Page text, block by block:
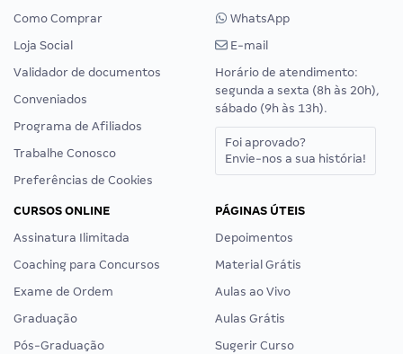
Como Comprar
Loja Social
Validador de documentos
Conveniados
Programa de Afiliados
Trabalhe Conosco
Preferências de Cookies
WhatsApp
E-mail
Horário de atendimento:
segunda a sexta (8h às 20h),
sábado (9h às 13h).
Foi aprovado?
Envie-nos a sua história!
CURSOS ONLINE
Assinatura Ilimitada
Coaching para Concursos
Exame de Ordem
Graduação
Pós-Graduação
PÁGINAS ÚTEIS
Depoimentos
Material Grátis
Aulas ao Vivo
Aulas Grátis
Sugerir Curso